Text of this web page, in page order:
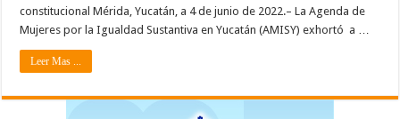
constitucional Mérida, Yucatán, a 4 de junio de 2022.– La Agenda de
Mujeres por la Igualdad Sustantiva en Yucatán (AMISY) exhortó a …
Leer Mas ...